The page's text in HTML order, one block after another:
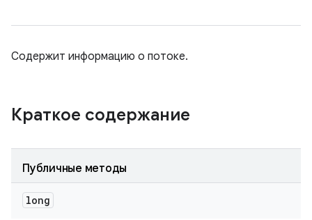
Содержит информацию о потоке.
Краткое содержание
Публичные методы
long